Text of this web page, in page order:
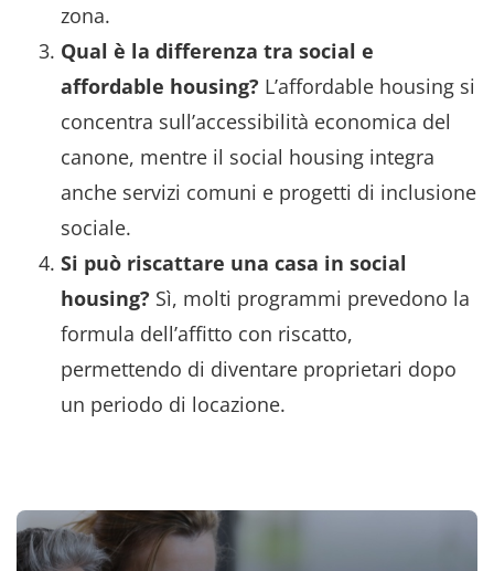
zona.
Qual è la differenza tra social e
affordable housing? L’affordable housing si
concentra sull’accessibilità economica del
canone, mentre il social housing integra
anche servizi comuni e progetti di inclusione
sociale.
Si può riscattare una casa in social
housing? Sì, molti programmi prevedono la
formula dell’affitto con riscatto,
permettendo di diventare proprietari dopo
un periodo di locazione.